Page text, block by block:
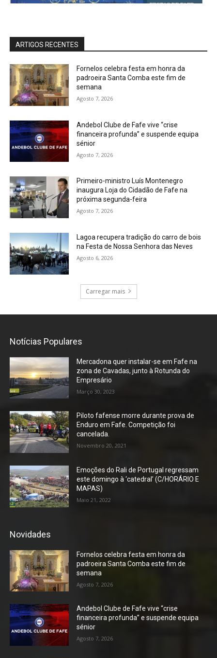
ARTIGOS RECENTES
Fornelos celebra festa em honra da
padroeira Santa Comba este fim de
semana
Agosto 7, 2026
Andebol Clube de Fafe vive “crise
financeira profunda” e suspende equipa
sénior
Agosto 7, 2026
Primeiro-ministro Luís Montenegro
inaugura Loja do Cidadão de Fafe na
próxima segunda-feira
Agosto 7, 2026
Lagoa recupera tradição do carro de bois
na Festa de Nossa Senhora das Neves
Agosto 6, 2026
Carregar mais
Notícias Populares
Mercadona quer instalar-se em Fafe na
zona de Cavadas, junto à Rotunda do
Empresário
Março 30, 2023
Piloto fafense morre durante prova de
Enduro em Fafe. Competição foi
cancelada.
Novembro 20, 2021
Emoções do Rali de Portugal regressam
este domingo à ‘catedral’ (C/HORÁRIO E
MAPAS)
Maio 21, 2022
Novidades
Fornelos celebra festa em honra da
padroeira Santa Comba este fim de
semana
Agosto 7, 2026
Andebol Clube de Fafe vive “crise
financeira profunda” e suspende equipa
sénior
Agosto 7, 2026